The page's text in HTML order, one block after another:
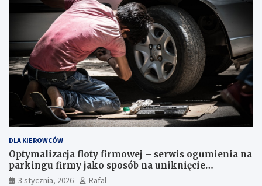
DLA KIEROWCÓW
Optymalizacja floty firmowej – serwis ogumienia na
parkingu firmy jako sposób na uniknięcie
przestojów
3 stycznia, 2026 Rafal